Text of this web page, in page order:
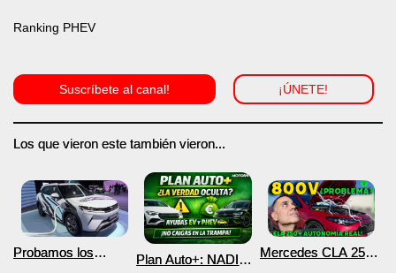
Ranking PHEV
Suscríbete al canal! ¡ÚNETE!
Los que vieron este también vieron...
Probamos los
Plan Auto+: NADIE
Mercedes CLA 250+